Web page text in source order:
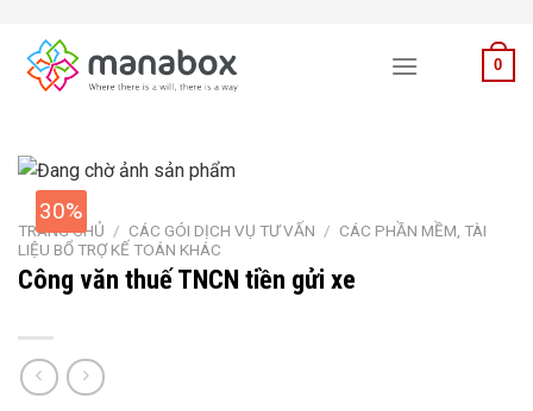
content
0
30%
TRANG CHỦ / CÁC GÓI DỊCH VỤ TƯ VẤN / CÁC PHẦN MỀM, TÀI
LIỆU BỔ TRỢ KẾ TOÁN KHÁC
Công văn thuế TNCN tiền gửi xe